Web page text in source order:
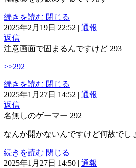
続きを読む 閉じる
2025年2月19日 22:52 | 通報
返信
注意画面で固まるんですけど 293
>>292
続きを読む 閉じる
2025年1月27日 14:52 | 通報
返信
名無しのゲーマー 292
なんか開かないんですけど何故でし
続きを読む 閉じる
2025年1月27日 14:50 | 通報